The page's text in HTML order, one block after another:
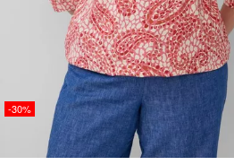
-30%